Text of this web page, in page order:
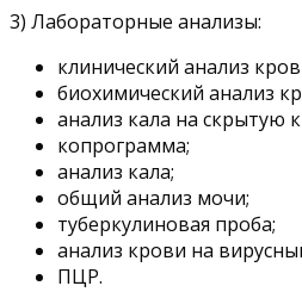
3) Лабораторные анализы:
клинический анализ
биохимический анализ
анализ кала на скрытую
копрограмма;
анализ кала;
общий анализ мочи;
туберкулиновая проба;
анализ крови на
ПЦР.